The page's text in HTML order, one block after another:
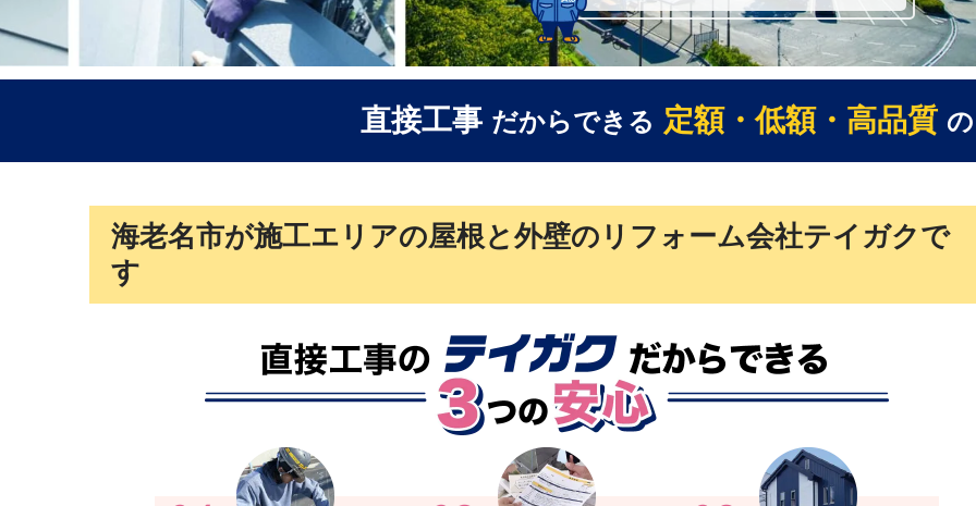
直接工事 だからできる 定額・低額・高品質 の
海老名市が施工エリアの屋根と外壁のリフォーム会社テイガクで
す